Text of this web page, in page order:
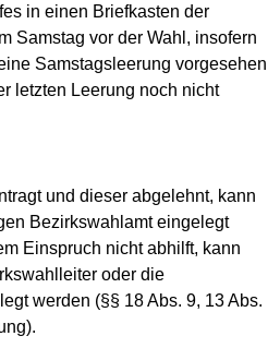
in einen Briefkasten der
Samstag vor der Wahl, insofern
Samstagsleerung vorgesehen
letzten Leerung noch nicht
und dieser abgelehnt, kann
Bezirkswahlamt eingelegt
Einspruch nicht abhilft, kann
oder die
werden (§§ 18 Abs. 9, 13 Abs.